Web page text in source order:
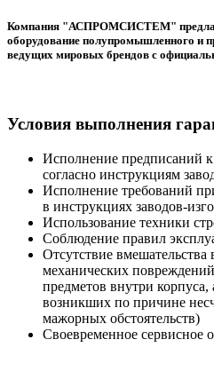
Компания "АСПРОМСИСТЕМ"
оборудование полупромышленного и
ведущих мировых брендов с
Условия выполнения
Исполнение предписаний
согласно инструкциям
Исполнение требований
в инструкциях заводов-
Использование техники
Соблюдение правил
Отсутствие
механических
предметов внутри корпуса,
возникших по причине
мажорных обстоятельств)
Своевременное сервисное